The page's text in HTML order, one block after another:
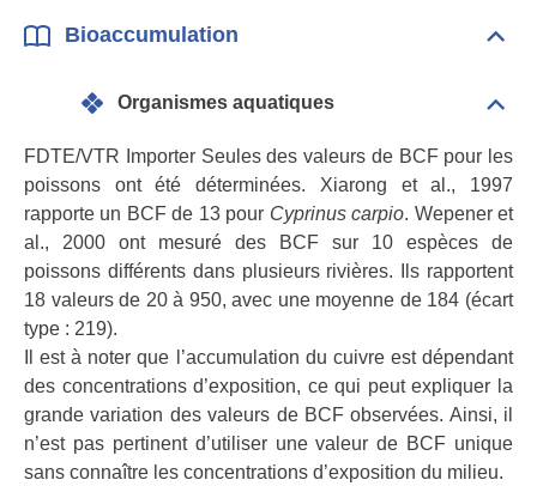
Bioaccumulation
Organismes aquatiques
FDTE/VTR Importer Seules des valeurs de BCF pour les
poissons ont été déterminées. Xiarong et al., 1997
rapporte un BCF de 13 pour Cyprinus carpio. Wepener et
al., 2000 ont mesuré des BCF sur 10 espèces de
poissons différents dans plusieurs rivières. Ils rapportent
18 valeurs de 20 à 950, avec une moyenne de 184 (écart
type : 219).
Il est à noter que l’accumulation du cuivre est dépendant
des concentrations d’exposition, ce qui peut expliquer la
grande variation des valeurs de BCF observées. Ainsi, il
n’est pas pertinent d’utiliser une valeur de BCF unique
sans connaître les concentrations d’exposition du milieu.